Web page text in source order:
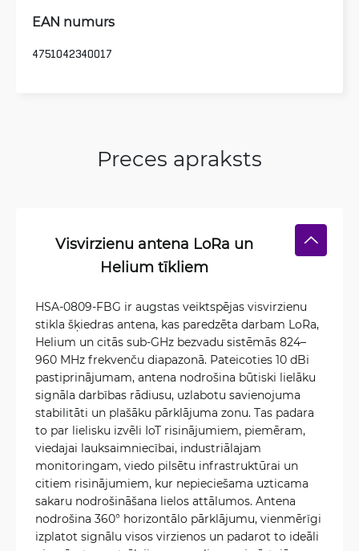
EAN numurs
4751042340017
Preces apraksts
Visvirzienu antena LoRa un
Helium tīkliem
HSA-0809-FBG ir augstas veiktspējas visvirzienu
stikla šķiedras antena, kas paredzēta darbam LoRa,
Helium un citās sub-GHz bezvadu sistēmās 824–
960 MHz frekvenču diapazonā. Pateicoties 10 dBi
pastiprinājumam, antena nodrošina būtiski lielāku
signāla darbības rādiusu, uzlabotu savienojuma
stabilitāti un plašāku pārklājuma zonu. Tas padara
to par lielisku izvēli IoT risinājumiem, piemēram,
viedajai lauksaimniecībai, industriālajam
monitoringam, viedo pilsētu infrastruktūrai un
citiem risinājumiem, kur nepieciešama uzticama
sakaru nodrošināšana lielos attālumos. Antena
nodrošina 360° horizontālo pārklājumu, vienmērīgi
izplatot signālu visos virzienos un padarot to ideāli